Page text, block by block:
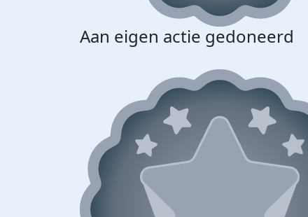
Aan eigen actie gedoneerd